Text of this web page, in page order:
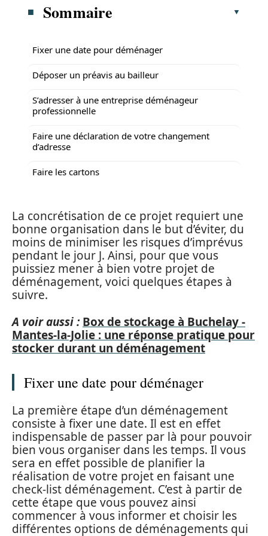
Sommaire
Fixer une date pour déménager
Déposer un préavis au bailleur
S’adresser à une entreprise déménageur
professionnelle
Faire une déclaration de votre changement
d’adresse
Faire les cartons
La concrétisation de ce projet requiert une
bonne organisation dans le but d’éviter, du
moins de minimiser les risques d’imprévus
pendant le jour J. Ainsi, pour que vous
puissiez mener à bien votre projet de
déménagement, voici quelques étapes à
suivre.
A voir aussi : Box de stockage à Buchelay -
Mantes-la-Jolie : une réponse pratique pour
stocker durant un déménagement
Fixer une date pour déménager
La première étape d’un déménagement
consiste à fixer une date. Il est en effet
indispensable de passer par là pour pouvoir
bien vous organiser dans les temps. Il vous
sera en effet possible de planifier la
réalisation de votre projet en faisant une
check-list déménagement. C’est à partir de
cette étape que vous pouvez ainsi
commencer à vous informer et choisir les
différentes options de déménagements qui